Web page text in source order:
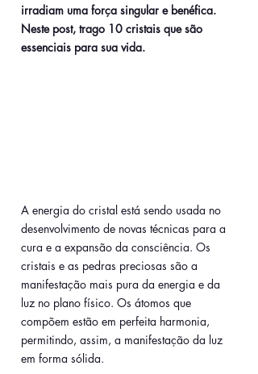
irradiam uma força singular e benéfica.
Neste post, trago 10 cristais que são
essenciais para sua vida.
A energia do cristal está sendo usada no
desenvolvimento de novas técnicas para a
cura e a expansão da consciência. Os
cristais e as pedras preciosas são a
manifestação mais pura da energia e da
luz no plano físico. Os átomos que
compõem estão em perfeita harmonia,
permitindo, assim, a manifestação da luz
em forma sólida.